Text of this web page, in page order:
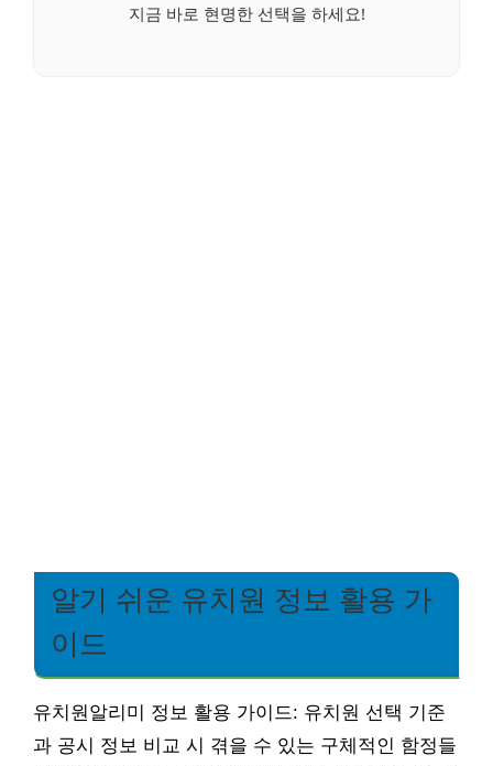
지금 바로 현명한 선택을 하세요!
알기 쉬운 유치원 정보 활용 가
이드
유치원알리미 정보 활용 가이드: 유치원 선택 기준
과 공시 정보 비교 시 겪을 수 있는 구체적인 함정들